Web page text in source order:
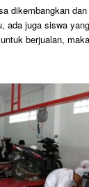
dikembangkan
ada juga siswa
berjualan,